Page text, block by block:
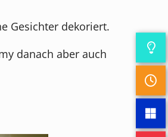
Gesichter dekoriert.
danach aber auch